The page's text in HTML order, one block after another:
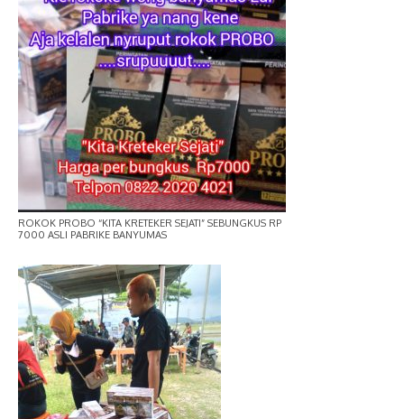
ROKOK PROBO “KITA KRETEKER SEJATI” SEBUNGKUS RP
7000 ASLI PABRIKE BANYUMAS